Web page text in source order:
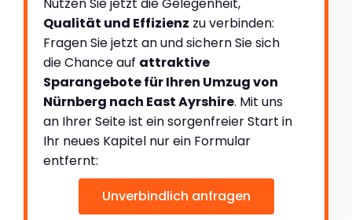
Qualität und Effizienz zu verbinden:
Fragen Sie jetzt an und sichern Sie sich
die Chance auf attraktive
Sparangebote für Ihren Umzug von
Nürnberg nach East Ayrshire. Mit uns
an Ihrer Seite ist ein sorgenfreier Start in
Ihr neues Kapitel nur ein Formular
entfernt:
Unverbindlich anfragen